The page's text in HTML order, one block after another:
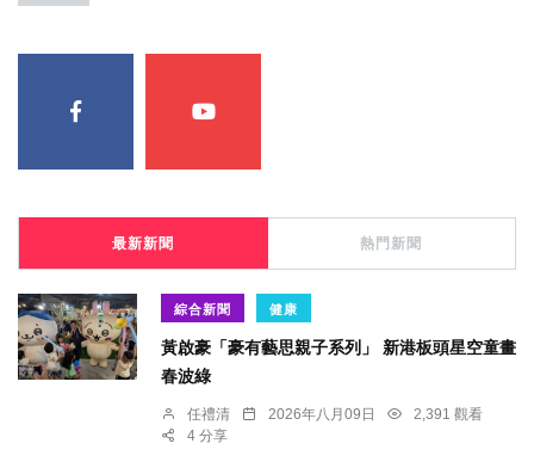
最新新聞 熱門新聞
綜合新聞 健康
黃啟豪「豪有藝思親子系列」 新港板頭星空童畫
春波綠
任禮清 2026年八月09日
2,391 觀看
4 分享